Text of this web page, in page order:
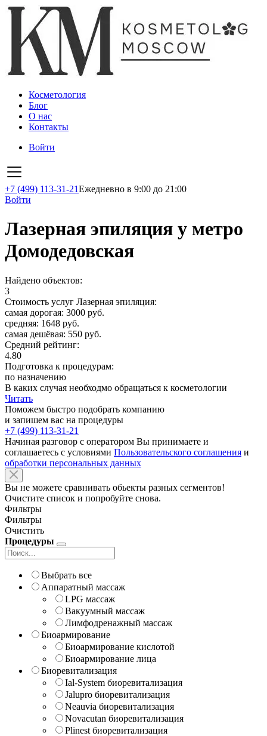
Косметология
Блог
О нас
Контакты
Войти
+7 (499) 113-31-21Ежедневно в 9:00 до 21:00
Войти
Лазерная эпиляция у метро
Домодедовская
Найдено объектов:
3
Стоимость услуг Лазерная эпиляция:
самая дорогая: 3000 руб.
средняя: 1648 руб.
самая дешёвая: 550 руб.
Средний рейтинг:
4.80
Подготовка к процедурам:
по назначению
В каких случая необходмо обращаться к косметологии
Читать
Поможем быстро подобрать компанию
и запишем вас на процедуры
+7 (499) 113-31-21
Начиная разговор с оператором Вы принимаете и
соглашаетесь с условиями Пользовательского соглашения и
обработки персональных данных
Вы не можете сравнивать обьекты разных сегментов!
Очистите список и попробуйте снова.
Фильтры
Фильтры
Очистить
Процедуры
Выбрать все
Аппаратный массаж
LPG массаж
Вакуумный массаж
Лимфодренажный массаж
Биоармирование
Биоармирование кислотой
Биоармирование лица
Биоревитализация
Ial-System биоревитализация
Jalupro биоревитализация
Neauvia биоревитализация
Novacutan биоревитализация
Plinest биоревитализация